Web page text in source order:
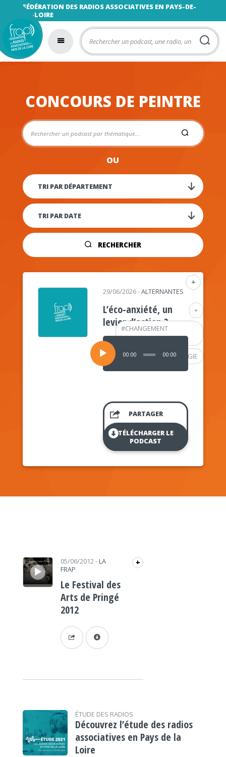
FÉDÉRATION DES RADIOS ASSOCIATIVES EN PAYS-DE-
LA-LOIRE
CONCOURS DE PEINTRE
OU
RECHERCHER
+
+
#CHANGEMENT
CLIMATIQUE
#PSYCHOLOGIE
29/06/2026-ALTERNANTES
L’éco-anxiété, un
levier d’action ?
Lecteur
audio
00:00 00:00
PARTAGER
TÉLÉCHARGER LE
PODCAST
Lecteur audio 05/06/2012- LA
FRAP
+
Le Festival des
Arts de Pringé
2012
ÉTUDE DES RADIOS
Découvrez l’étude des radios
associatives en Pays de la
Loire